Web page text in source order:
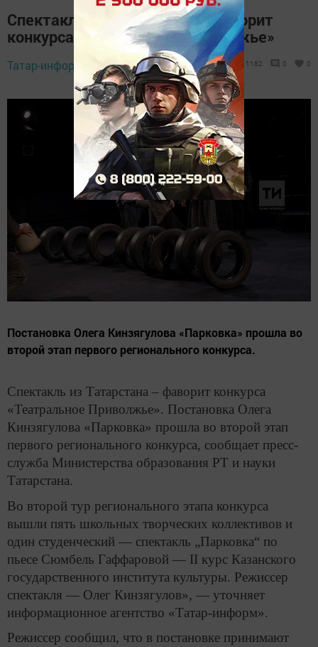
Спектакль из Татарстана – фаворит
конкурса «Театральное Приволжье»
Татар-информ, 30 июля 2019 - 08:42 1182 0 0
Постановка Олега Кинзягулова «Парковка» прошла во
второй этап первого регионального конкурса.
Спектакль из Татарстана – фаворит конкурса
«Театральное Приволжье». Постановка Олега
Кинзягулова «Парковка» прошла во второй этап
первого регионального конкурса, сообщает пресс-
служба Министерства образования РТ и науки
Татарстана.
Во второй тур регионального этапа конкурса
вышли пять школьных творческих коллективов и
один студенческий — спектакль „Парковка“ по
пьесе Сюмбель Гаффаровой — II курс Казанского
государственного института культуры. Режиссер
спектакля — Олег Кинзягулов», — уточняет
информационное агентство «Татар-информ».
Режиссер сообщил, что в постановке принимают